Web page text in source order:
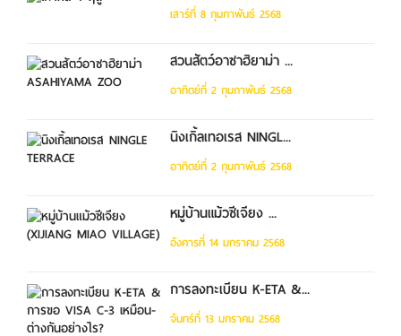
เสาร์ที่ 8 กุมภาพันธ์ 2568
สวนสัตว์อาซาฮิยาม่า ...
อาทิตย์ที่ 2 กุมภาพันธ์ 2568
นิงเกิ้ลเทอเรส NINGL...
อาทิตย์ที่ 2 กุมภาพันธ์ 2568
หมู่บ้านแม้วซีเจียง ...
อังคารที่ 14 มกราคม 2568
การลงทะเบียน K-ETA &...
จันทร์ที่ 13 มกราคม 2568